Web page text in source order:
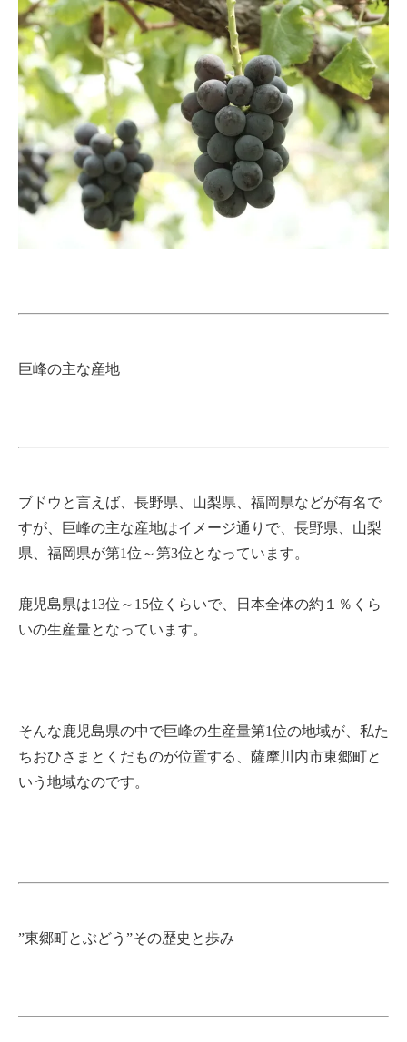
巨峰の主な産地
ブドウと言えば、長野県、山梨県、福岡県などが有名で
すが、巨峰の主な産地はイメージ通りで、長野県、山梨
県、福岡県が第1位～第3位となっています。
鹿児島県は13位～15位くらいで、日本全体の約１％くら
いの生産量となっています。
そんな鹿児島県の中で巨峰の生産量第1位の地域が、私た
ちおひさまとくだものが位置する、薩摩川内市東郷町と
いう地域なのです。
”東郷町とぶどう”その歴史と歩み